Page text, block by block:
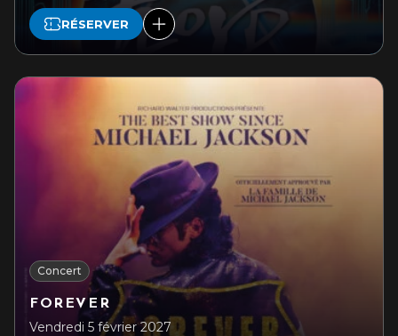
RÉSERVER
Concert
FOREVER
Vendredi 5 février 2027